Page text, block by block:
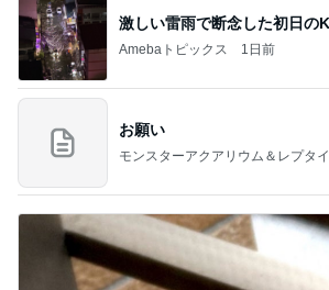
激しい雷雨で断念した初日の
Amebaトピックス 1日前
お願い
モンスターアクアリウム＆レプタ